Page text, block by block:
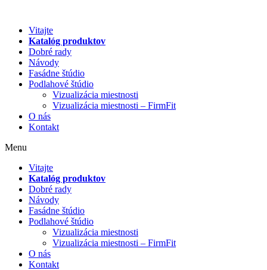
obsah
Vitajte
Katalóg produktov
Dobré rady
Návody
Fasádne štúdio
Podlahové štúdio
Vizualizácia miestnosti
Vizualizácia miestnosti – FirmFit
O nás
Kontakt
Menu
Vitajte
Katalóg produktov
Dobré rady
Návody
Fasádne štúdio
Podlahové štúdio
Vizualizácia miestnosti
Vizualizácia miestnosti – FirmFit
O nás
Kontakt